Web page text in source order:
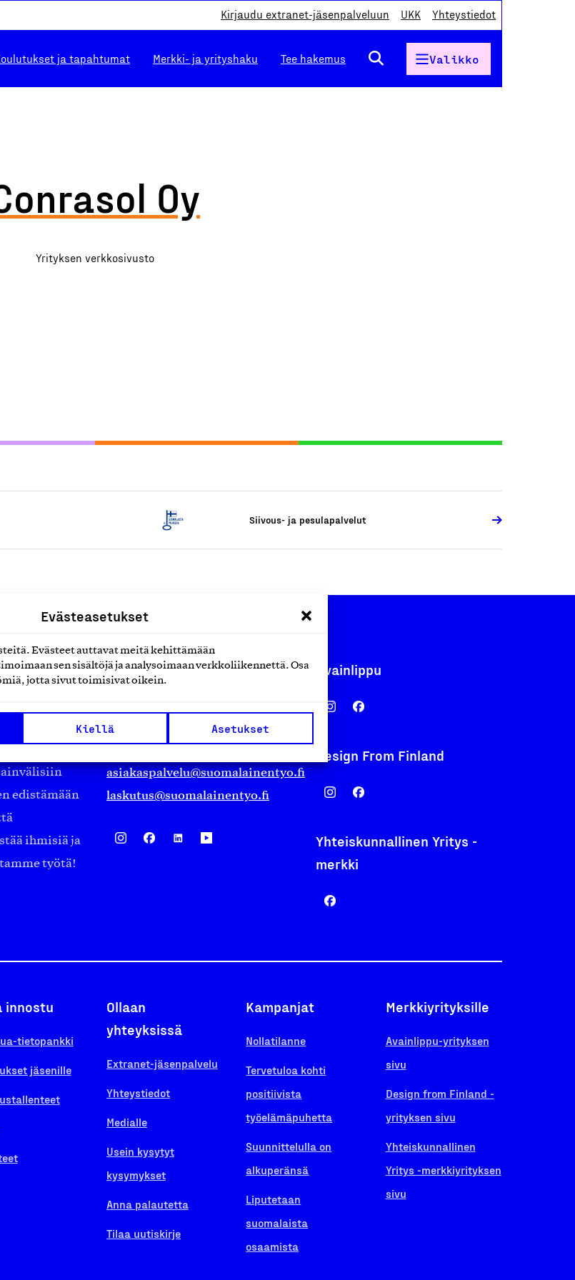
Evästeasetukset
Evästeet auttavat meitä kehittämään
sen sisältöjä ja analysoimaan verkkoliikennettä. Osa
jotta sivut toimisivat oikein.
Kiellä Asetukset
Kirjaudu extranet-jäsenpalveluun UKK Yhteystiedot
ja tapahtumat Merkki- ja yrityshaku Tee hakemus Valikko
Oy
Yrityksen verkkosivusto
Siivous- ja pesulapalvelut
edistämään
ihmisiä ja
työtä!
Suomalainen työ ry
00130 Helsinki
asiakaspalvelu@suomalainentyo.fi
laskutus@suomalainentyo.fi
Avainlippu
Design From Finland
Yhteiskunnallinen Yritys -
merkki
innostu
tietopankki
jäsenille
Ollaan
yhteyksissä
Extranet-jäsenpalvelu
Yhteystiedot
Medialle
Usein kysytyt
kysymykset
Anna palautetta
Tilaa uutiskirje
Kampanjat
Nollatilanne
Tervetuloa kohti
positiivista
työelämäpuhetta
Suunnittelulla on
alkuperänsä
Liputetaan
suomalaista
osaamista
Merkkiyrityksille
Avainlippu-yrityksen
sivu
Design from Finland -
yrityksen sivu
Yhteiskunnallinen
Yritys -merkkiyrityksen
sivu